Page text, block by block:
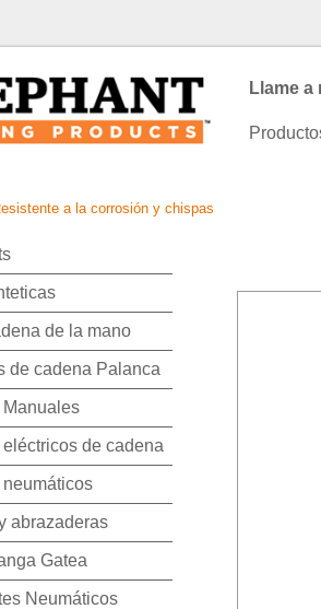
Llame a
a la corrosión y chispas
de la mano
de cadena Palanca
de cadena
abrazaderas
Gatea
Neumáticos